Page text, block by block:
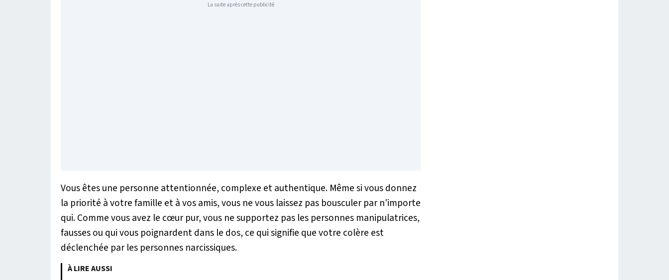
La suite après cette publicité
Vous êtes une personne attentionnée, complexe et authentique. Même si vous donnez
la priorité à votre famille et à vos amis, vous ne vous laissez pas bousculer par n'importe
qui. Comme vous avez le cœur pur, vous ne supportez pas les personnes manipulatrices,
fausses ou qui vous poignardent dans le dos, ce qui signifie que votre colère est
déclenchée par les personnes narcissiques.
À LIRE AUSSI